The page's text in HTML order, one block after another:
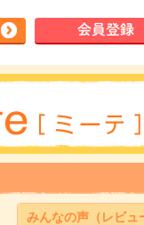
会員登録
みんなの声（レビュ